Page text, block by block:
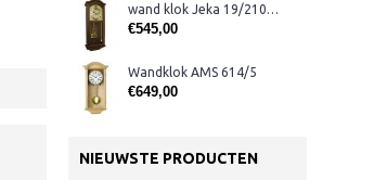
wand klok Jeka 19/210H eiken
€545,00
Wandklok AMS 614/5
€649,00
NIEUWSTE PRODUCTEN